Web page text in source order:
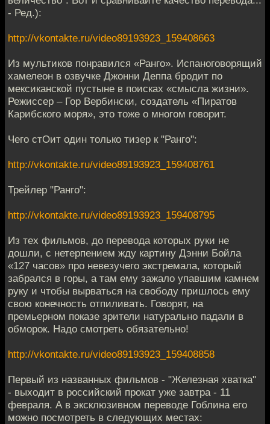
- Ред.):
http://vkontakte.ru/video89193923_159408663
Из мультиков понравился «Ранго». Испаноговорящий
хамелеон в озвучке Джонни Деппа бродит по
мексиканской пустыне в поисках «смысла жизни».
Режиссер – Гор Вербински, создатель «Пиратов
Карибского моря», это тоже о многом говорит.
Чего стОит один только тизер к "Ранго":
http://vkontakte.ru/video89193923_159408761
Трейлер "Ранго":
http://vkontakte.ru/video89193923_159408795
Из тех фильмов, до перевода которых руки не
дошли, с нетерпением жду картину Дэнни Бойла
«127 часов» про невезучего экстремала, который
забрался в горы, а там ему зажало упавшим камнем
руку и чтобы вырваться на свободу пришлось ему
свою конечность отпиливать. Говорят, на
премьерном показе зрители натурально падали в
обморок. Надо смотреть обязательно!
http://vkontakte.ru/video89193923_159408858
Первый из названных фильмов - "Железная хватка"
- выходит в российский прокат уже завтра - 11
февраля. А в эксклюзивном переводе Гоблина его
можно посмотреть в следующих местах: